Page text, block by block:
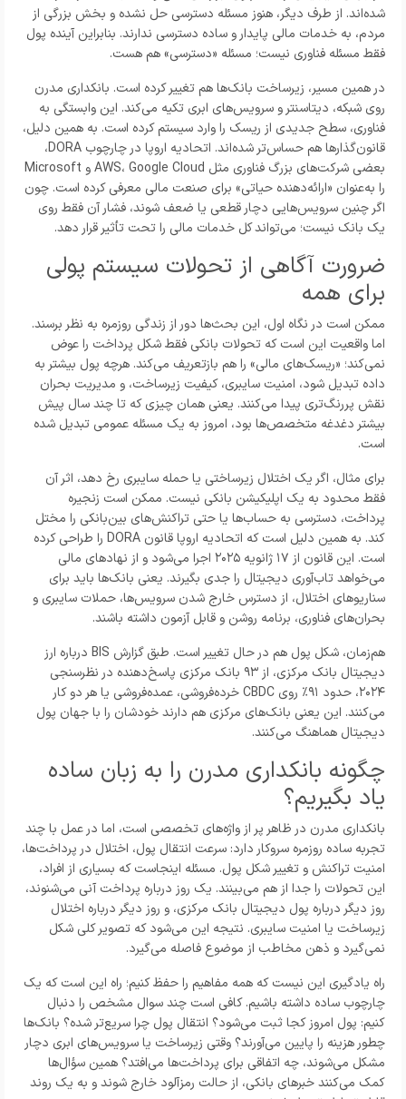
شده‌اند. از طرف دیگر، هنوز مسئله دسترسی حل نشده و بخش بزرگی از
مردم، به خدمات مالی پایدار و ساده دسترسی ندارند. بنابراین آینده پول
فقط مسئله فناوری نیست؛ مسئله «دسترسی» هم هست.
در همین مسیر، زیرساخت بانک‌ها هم تغییر کرده است. بانکداری مدرن
روی شبکه، دیتاسنتر و سرویس‌های ابری تکیه می‌کند. این وابستگی به
فناوری، سطح جدیدی از ریسک را وارد سیستم کرده است. به همین دلیل،
قانون‌گذارها هم حساس‌تر شده‌اند. اتحادیه اروپا در چارچوب DORA،
بعضی شرکت‌های بزرگ فناوری مثل AWS، Google Cloud و Microsoft
را به‌عنوان «ارائه‌دهنده حیاتی» برای صنعت مالی معرفی کرده است. چون
اگر چنین سرویس‌هایی دچار قطعی یا ضعف شوند، فشار آن فقط روی
یک بانک نیست؛ می‌تواند کل خدمات مالی را تحت تأثیر قرار دهد.
ضرورت آگاهی از تحولات سیستم پولی
برای همه
ممکن است در نگاه اول، این بحث‌ها دور از زندگی روزمره به نظر برسند.
اما واقعیت این است که تحولات بانکی فقط شکل پرداخت را عوض
نمی‌کند؛ «ریسک‌های مالی» را هم بازتعریف می‌کند. هرچه پول بیشتر به
داده تبدیل شود، امنیت سایبری، کیفیت زیرساخت، و مدیریت بحران
نقش پررنگ‌تری پیدا می‌کنند. یعنی همان چیزی که تا چند سال پیش
بیشتر دغدغه متخصص‌ها بود، امروز به یک مسئله عمومی تبدیل شده
است.
برای مثال، اگر یک اختلال زیرساختی یا حمله سایبری رخ دهد، اثر آن
فقط محدود به یک اپلیکیشن بانکی نیست. ممکن است زنجیره
پرداخت، دسترسی به حساب‌ها یا حتی تراکنش‌های بین‌بانکی را مختل
کند. به همین دلیل است که اتحادیه اروپا قانون DORA را طراحی کرده
است. این قانون از ۱۷ ژانویه ۲۰۲۵ اجرا می‌شود و از نهادهای مالی
می‌خواهد تاب‌آوری دیجیتال را جدی بگیرند. یعنی بانک‌ها باید برای
سناریوهای اختلال، از دسترس خارج شدن سرویس‌ها، حملات سایبری و
بحران‌های فناوری، برنامه روشن و قابل آزمون داشته باشند.
هم‌زمان، شکل پول هم در حال تغییر است. طبق گزارش BIS درباره ارز
دیجیتال بانک مرکزی، از ۹۳ بانک مرکزی پاسخ‌دهنده در نظرسنجی
۲۰۲۴، حدود ۹۱٪ روی CBDC خرده‌فروشی، عمده‌فروشی یا هر دو کار
می‌کنند. این یعنی بانک‌های مرکزی هم دارند خودشان را با جهان پول
دیجیتال هماهنگ می‌کنند.
چگونه بانکداری مدرن را به زبان ساده
یاد بگیریم؟
بانکداری مدرن در ظاهر پر از واژه‌های تخصصی است، اما در عمل با چند
تجربه ساده روزمره سروکار دارد: سرعت انتقال پول، اختلال در پرداخت‌ها،
امنیت تراکنش و تغییر شکل پول. مسئله اینجاست که بسیاری از افراد،
این تحولات را جدا از هم می‌بینند. یک روز درباره پرداخت آنی می‌شنوند،
روز دیگر درباره پول دیجیتال بانک مرکزی، و روز دیگر درباره اختلال
زیرساخت یا امنیت سایبری. نتیجه این می‌شود که تصویر کلی شکل
نمی‌گیرد و ذهن مخاطب از موضوع فاصله می‌گیرد.
راه یادگیری این نیست که همه مفاهیم را حفظ کنیم؛ راه این است که یک
چارچوب ساده داشته باشیم. کافی است چند سوال مشخص را دنبال
کنیم: پول امروز کجا ثبت می‌شود؟ انتقال پول چرا سریع‌تر شده؟ بانک‌ها
چطور هزینه را پایین می‌آورند؟ وقتی زیرساخت یا سرویس‌های ابری دچار
مشکل می‌شوند، چه اتفاقی برای پرداخت‌ها می‌افتد؟ همین سؤال‌ها
کمک می‌کنند خبرهای بانکی، از حالت رمزآلود خارج شوند و به یک روند